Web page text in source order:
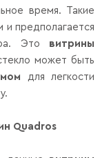
время. Такие
и предполагается
Это витрины
может быть
для легкости
Quadros